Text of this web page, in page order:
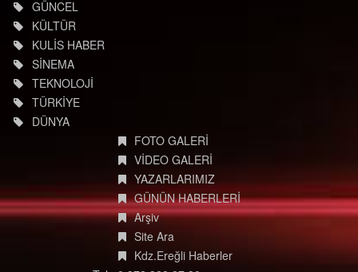
EĞİTİM
GÜNCEL
KÜLTÜR
KULİS HABER
SİNEMA
TEKNOLOJİ
TÜRKİYE
FOTO GALERİ
VİDEO GALERİ
YAZARLARIMIZ
GÜNÜN HABERLERİ
Arşiv
Site Ara